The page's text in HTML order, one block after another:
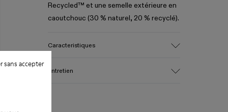
sans accepter
Recycled™ et une semelle extérieure en
caoutchouc (30 % naturel, 20 % recyclé).
Caracteristiques
Entretien